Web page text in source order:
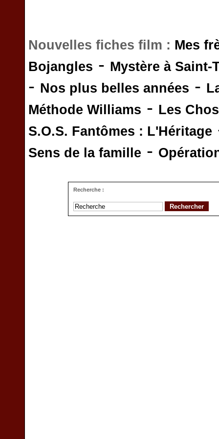
Nouvelles fiches film : Mes
Bojangles - Mystère à Saint-
- Nos plus belles années -
Méthode Williams - Les
S.O.S. Fantômes : L'Héritage
Sens de la famille -
Recherche :